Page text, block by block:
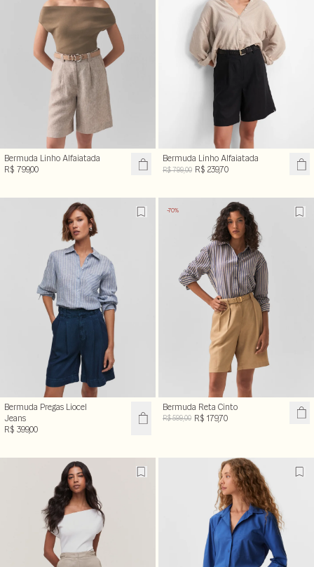
Bermuda Linho Alfaiatada
R$ 799,00
Bermuda Linho Alfaiatada
R$ 799,00 R$ 239,70
Bermuda Pregas Liocel
Jeans
R$ 399,00
-70%
Bermuda Reta Cinto
R$ 599,00 R$ 179,70